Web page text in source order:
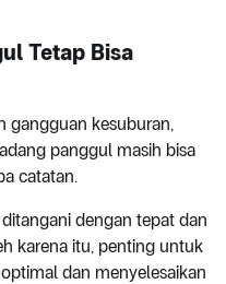
Tetap Bisa
gangguan kesuburan,
panggul masih bisa
catatan.
dengan tepat dan
karena itu, penting untuk
dan menyelesaikan